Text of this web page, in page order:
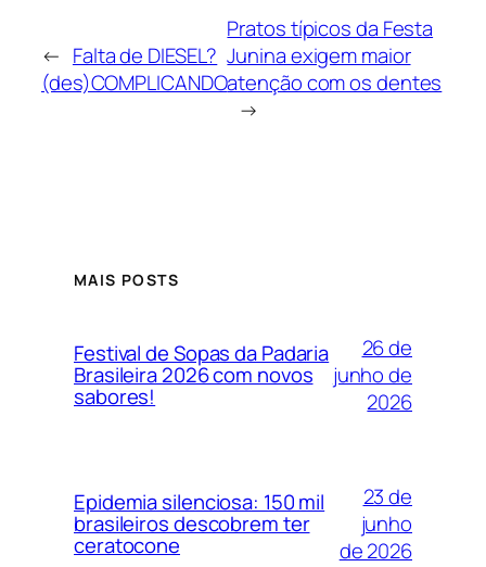
← Falta de DIESEL?
(des)COMPLICANDO
Pratos típicos da Festa
Junina exigem maior
atenção com os dentes
→
MAIS POSTS
Festival de Sopas da Padaria
Brasileira 2026 com novos
sabores!
26 de
junho de
2026
Epidemia silenciosa: 150 mil
brasileiros descobrem ter
ceratocone
23 de
junho
de 2026